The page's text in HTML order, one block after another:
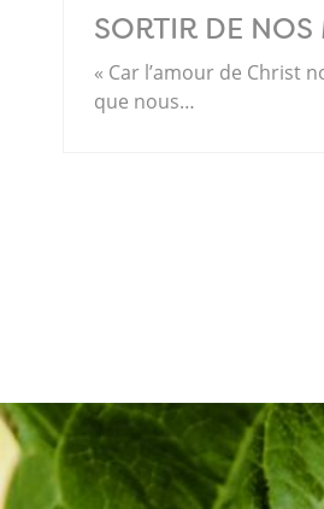
SORTIR DE NOS
« Car l’amour de Christ
que nous…